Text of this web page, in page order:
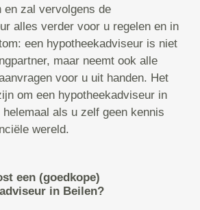
en zal vervolgens de
alles verder voor u regelen en in
een hypotheekadviseur is niet
maar neemt ook alle
voor u uit handen. Het
om een hypotheekadviseur in
als u zelf geen kennis
wereld.
een (goedkope)
in Beilen?